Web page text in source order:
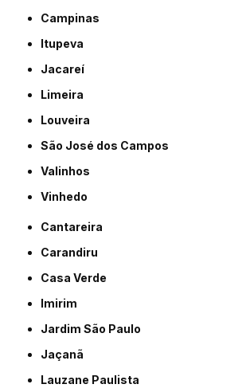
Campinas
Itupeva
Jacareí
Limeira
Louveira
São José dos Campos
Valinhos
Vinhedo
Cantareira
Carandiru
Casa Verde
Imirim
Jardim São Paulo
Jaçanã
Lauzane Paulista